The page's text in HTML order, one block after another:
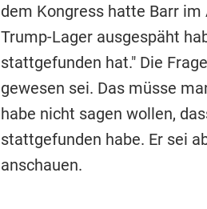
dem Kongress hatte Barr im
Trump-Lager ausgespäht
stattgefunden hat." Die
gewesen sei. Das müsse
habe nicht sagen wollen,
stattgefunden habe. Er sei
anschauen.